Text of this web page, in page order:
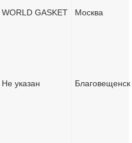
WORLD GASKET Москва
Не указан Благовещенск